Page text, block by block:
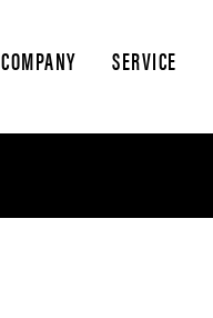
COMPANY SERVICE